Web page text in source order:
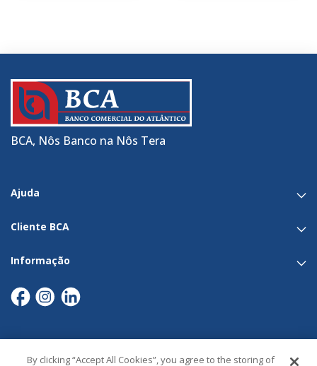
BCA, Nôs Banco na Nôs Tera
Ajuda
Cliente BCA
Informação
By clicking “Accept All Cookies”, you agree to the storing of